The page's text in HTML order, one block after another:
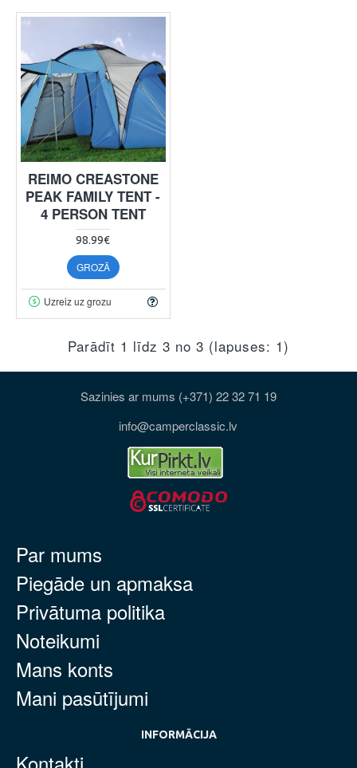
REIMO CREASTONE
PEAK FAMILY TENT -
4 PERSON TENT
98.99€
GROZĀ
Uzreiz uz grozu
Parādīt 1 līdz 3 no 3 (lapuses: 1)
Sazinies ar mums (+371) 22 32 71 19
info@camperclassic.lv
Par mums
Piegāde un apmaksa
Privātuma politika
Noteikumi
Mans konts
Mani pasūtījumi
INFORMĀCIJA